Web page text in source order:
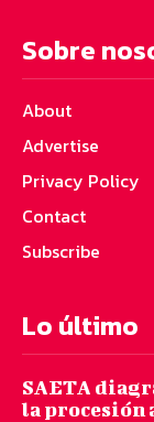
Sobre
About
Advertise
Privacy Policy
Contact
Subscribe
Lo último
SAETA
la procesión